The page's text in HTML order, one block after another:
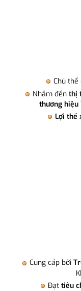
Chủ thể
Nhắm đến thị
thương hiệu
Lợi thế
Cung cấp bởi
Đạt tiêu